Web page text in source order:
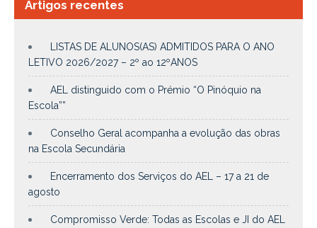
Artigos recentes
LISTAS DE ALUNOS(AS) ADMITIDOS PARA O ANO
LETIVO 2026/2027 – 2º ao 12ºANOS
AEL distinguido com o Prémio “O Pinóquio na
Escola””
Conselho Geral acompanha a evolução das obras
na Escola Secundária
Encerramento dos Serviços do AEL – 17 a 21 de
agosto
Compromisso Verde: Todas as Escolas e JI do AEL